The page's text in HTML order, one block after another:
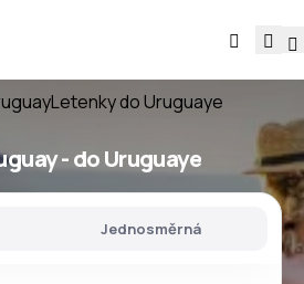
Letenky do Uruguaye
- do Uruguaye
Jednosměrná